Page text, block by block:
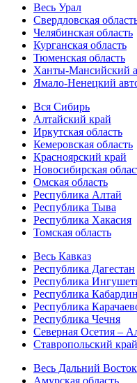
Весь Урал
Свердловская
Челябинская область
Курганская область
Тюменская область
Ханты-Мансийский
Ямало-Ненецкий
Вся Сибирь
Алтайский край
Иркутская область
Кемеровская область
Красноярский край
Новосибирская
Омская область
Республика Алтай
Республика Тыва
Республика Хакасия
Томская область
Весь Кавказ
Республика Дагестан
Республика
Республика
Республика
Республика Чечня
Северная Осетия –
Ставропольский край
Весь Дальний Восток
Амурская область